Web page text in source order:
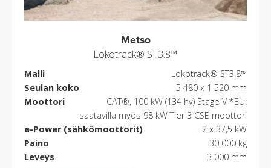
Metso
Lokotrack® ST3.8™
Malli
Lokotrack® ST3.8™
Seulan koko
5 480 x 1 520 mm
Moottori
CAT®, 100 kW (134 hv) Stage V *EU:
saatavilla myös 98 kW Tier 3 CSE moottori
e-Power (sähkömoottorit)
2 x 37,5 kW
Paino
30 000 kg
Leveys
3 000 mm